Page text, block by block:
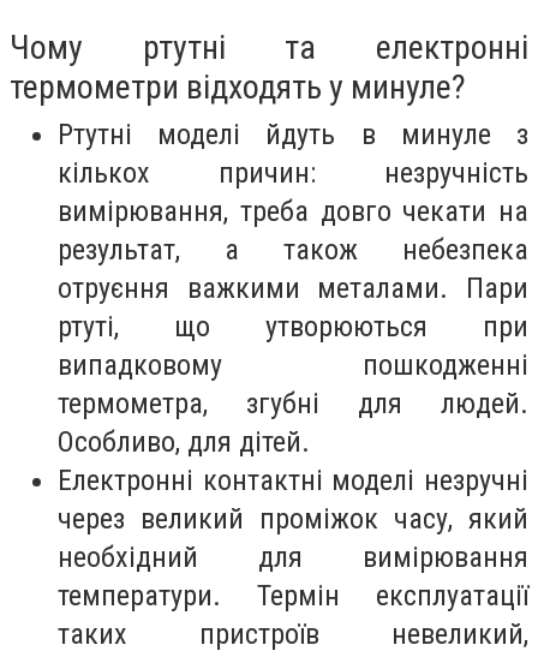
Чому ртутні та електронні
термометри відходять у минуле?
Ртутні моделі йдуть в минуле з
кількох причин: незручність
вимірювання, треба довго чекати на
результат, а також небезпека
отруєння важкими металами. Пари
ртуті, що утворюються при
випадковому пошкодженні
термометра, згубні для людей.
Особливо, для дітей.
Електронні контактні моделі незручні
через великий проміжок часу, який
необхідний для вимірювання
температури. Термін експлуатації
таких пристроїв невеликий,